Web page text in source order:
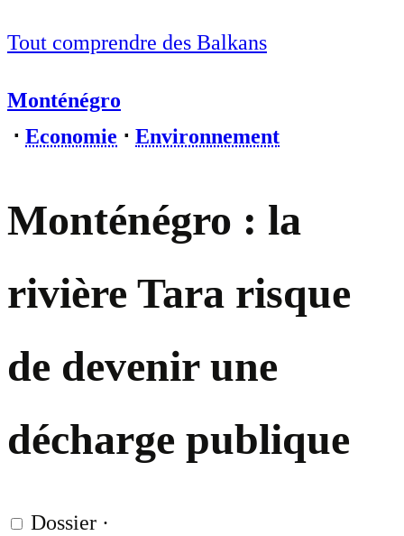
Tout comprendre des Balkans
Monténégro
⋅ Economie ⋅ Environnement
Monténégro : la
rivière Tara risque
de devenir une
décharge publique
Dossier ·